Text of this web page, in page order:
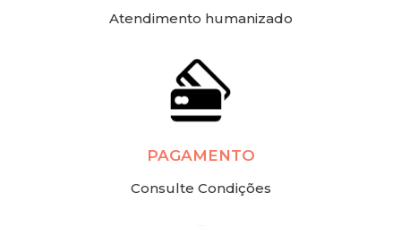
Atendimento humanizado
PAGAMENTO
Consulte Condições